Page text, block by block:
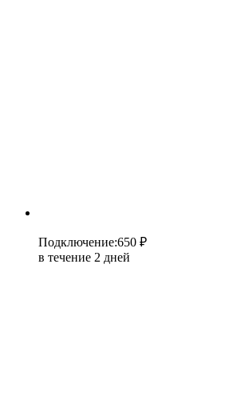
Подключение:650 ₽
в течение 2 дней